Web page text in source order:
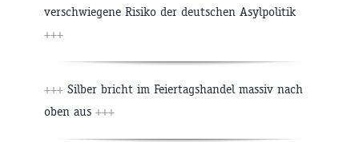
verschwiegene Risiko der deutschen Asylpolitik
+++
+++ Silber bricht im Feiertagshandel massiv nach
oben aus +++